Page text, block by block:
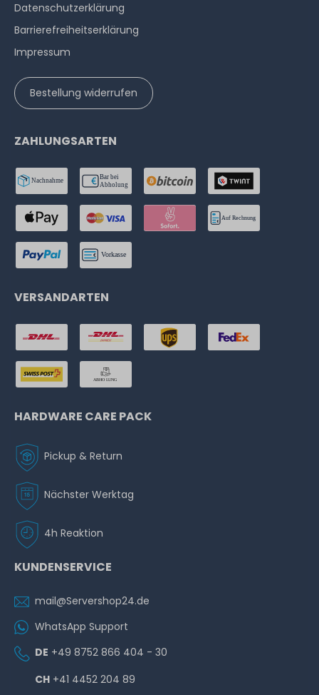
Datenschutzerklärung
Barrierefreiheitserklärung
Impressum
Bestellung widerrufen
ZAHLUNGSARTEN
VERSANDARTEN
HARDWARE CARE PACK
Pickup & Return
Nächster Werktag
4h Reaktion
KUNDENSERVICE
mail@Servershop24.de
WhatsApp Support
DE +49 8752 866 404 - 30
CH +41 4452 204 89